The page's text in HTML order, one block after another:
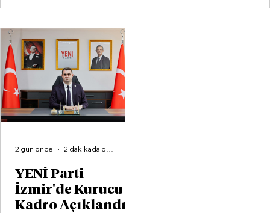
kapsamında Belediye
YENİ Parti
İzmir'de Kurucu
Kadro Açıklandı
2 gün önce 2 dakikada okunur